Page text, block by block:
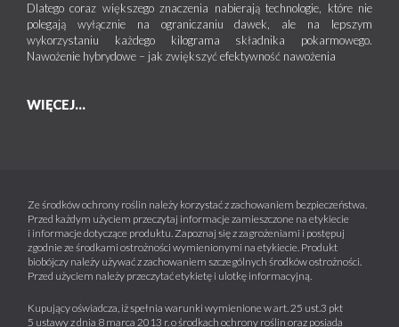
Dlatego coraz większego znaczenia nabierają technologie, które nie
polegają wyłącznie na ograniczaniu dawek, ale na lepszym
wykorzystaniu każdego kilograma składnika pokarmowego.
Nawożenie hybrydowe – jak zwiększyć efektywność nawożenia
WIĘCEJ...
Ze środków ochrony roślin należy korzystać z zachowaniem bezpieczeństwa.
Przed każdym użyciem przeczytaj informacje zamieszczone na etykiecie
i informacje dotyczące produktu. Zapoznaj się z zagrożeniami i postępuj
zgodnie ze środkami ostrożności wymienionymi na etykiecie. Produkt
biobójczy należy używać z zachowaniem szczególnych środków ostrożności.
Przed użyciem należy przeczytać etykietę i ulotkę informacyjną.
Kupujący oświadcza, iż spełnia warunki wymienione w art. 25 ust.3 pkt
5 ustawy z dnia 8 marca 2013 r. o środkach ochrony roślin oraz posiada